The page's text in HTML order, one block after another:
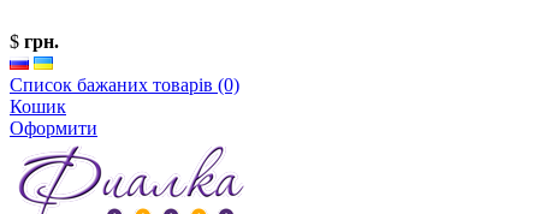
$ грн.
Список бажаних товарів (0)
Кошик
Оформити